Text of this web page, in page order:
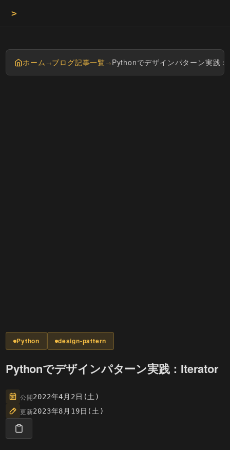
>
ホーム→ブログ記事一覧→Pythonでデザインパターン実践
Python design-pattern
Pythonでデザインパターン実践：Iterator
公開2022年4月2日(土)
更新2023年8月19日(土)